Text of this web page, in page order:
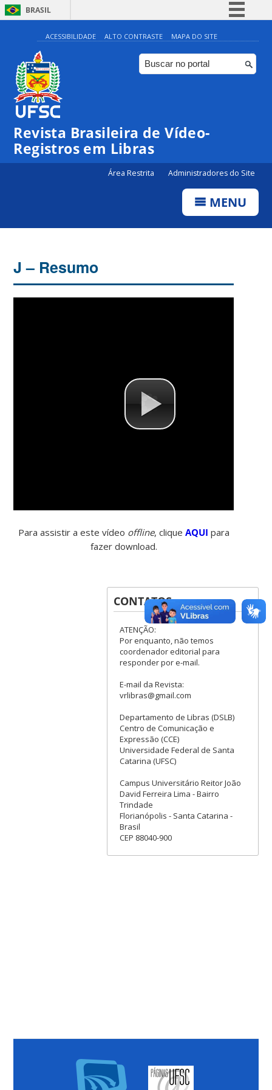
BRASIL
Simplifique!
Comunica BR
Participe
Canais
ACESSIBILIDADE ALTO CONTRASTE MAPA DO SITE
Revista Brasileira de Vídeo-
Registros em Libras
Área Restrita Administradores do Site
MENU
J – Resumo
Para assistir a este vídeo offline, clique AQUI para
fazer download.
CONTATOS
ATENÇÃO:
Por enquanto, não temos
coordenador editorial para
responder por e-mail.
E-mail da Revista:
vrlibras@gmail.com
Departamento de Libras (DSLB)
Centro de Comunicação e
Expressão (CCE)
Universidade Federal de Santa
Catarina (UFSC)
Campus Universitário Reitor João
David Ferreira Lima - Bairro
Trindade
Florianópolis - Santa Catarina -
Brasil
CEP 88040-900